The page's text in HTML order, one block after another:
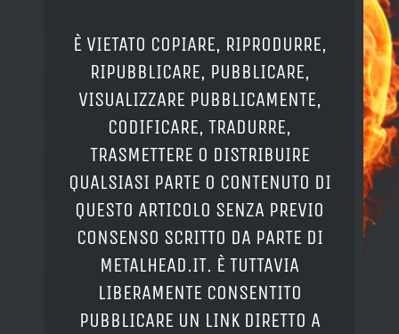
È VIETATO COPIARE, RIPRODURRE,
RIPUBBLICARE, PUBBLICARE,
VISUALIZZARE PUBBLICAMENTE,
CODIFICARE, TRADURRE,
TRASMETTERE O DISTRIBUIRE
QUALSIASI PARTE O CONTENUTO DI
QUESTO ARTICOLO SENZA PREVIO
CONSENSO SCRITTO DA PARTE DI
METALHEAD.IT. È TUTTAVIA
LIBERAMENTE CONSENTITO
PUBBLICARE UN LINK DIRETTO A